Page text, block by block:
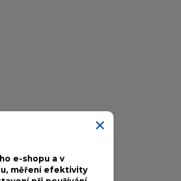
e-shopu a v
měření efektivity